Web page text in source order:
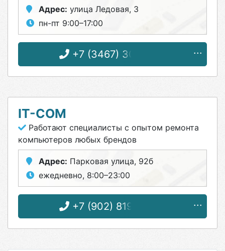
Адрес: улица Ледовая, 3
пн-пт 9:00–17:00
+7 (3467) 30-21-55
IT-COM
Работают специалисты с опытом ремонта
компьютеров любых брендов
Адрес: Парковая улица, 92б
ежедневно, 8:00–23:00
+7 (902) 819-56-56